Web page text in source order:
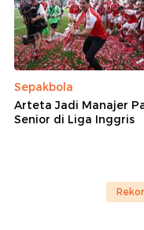
Sepakbola
Arteta Jadi Manajer
Senior di Liga Inggris